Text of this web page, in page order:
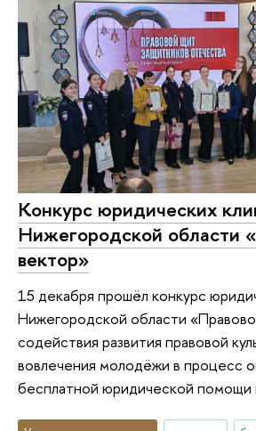
Конкурс юридических
Нижегородской области
вектор»
15 декабря прошёл конкурс
Нижегородской области
содействия развития правовой
вовлечения молодёжи в процесс
бесплатной юридической помощи